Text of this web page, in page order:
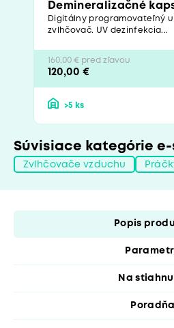
Demineralizačné
Digitálny programovateľný
zvlhčovač. UV dezinfekcia...
160,00 € pred zľavou
120,00 €
>5 ks
Súvisiace kategórie
Zvlhčovače vzduchu
Popis
Na
Poradňa